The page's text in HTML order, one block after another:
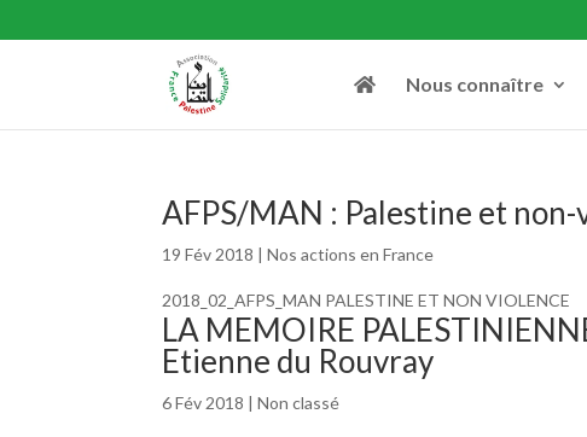
Nous connaître
AFPS/MAN : Palestine et
19 Fév 2018 |Nos actions en France
2018_02_AFPS_MAN PALESTINE ET NON VIOLENCE
LA MEMOIRE
Etienne du Rouvray
6 Fév 2018 |Non classé